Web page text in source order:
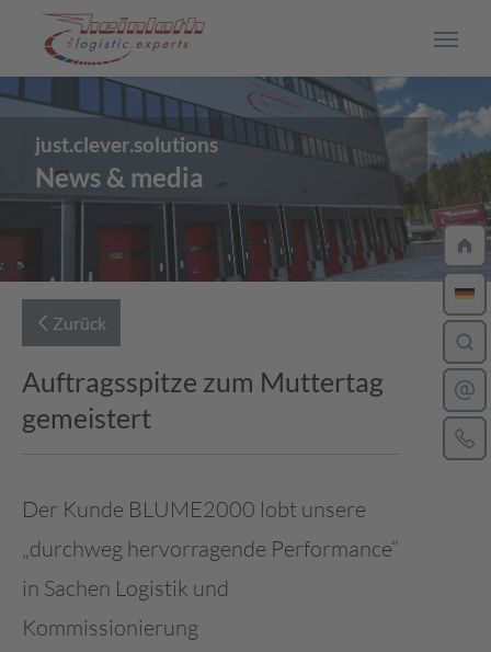
Skip to main content
just.clever.solutions
News & media
Zurück
Auftragsspitze zum Muttertag
gemeistert
Der Kunde BLUME2000 lobt unsere
„durchweg hervorragende Performance“
in Sachen Logistik und
Kommissionierung
CAREER
Arbeiten bei Heinloth
Jobs
Driver
Ausbildung
Dein Bewerbungsprozess
Subcontractor